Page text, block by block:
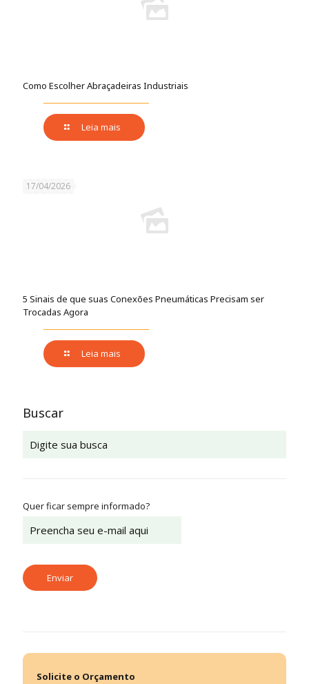
Como Escolher Abraçadeiras Industriais
Leia mais
17/04/2026
5 Sinais de que suas Conexões Pneumáticas Precisam ser
Trocadas Agora
Leia mais
Buscar
Quer ficar sempre informado?
Solicite o Orçamento